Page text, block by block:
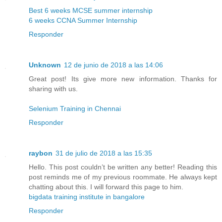
Best 6 weeks MCSE summer internship
6 weeks CCNA Summer Internship
Responder
Unknown 12 de junio de 2018 a las 14:06
Great post! Its give more new information. Thanks for
sharing with us.
Selenium Training in Chennai
Responder
raybon 31 de julio de 2018 a las 15:35
Hello. This post couldn’t be written any better! Reading this
post reminds me of my previous roommate. He always kept
chatting about this. I will forward this page to him.
bigdata training institute in bangalore
Responder